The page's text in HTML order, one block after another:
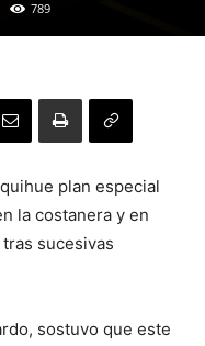
789
plan especial
la costanera y en
sucesivas
sostuvo que este